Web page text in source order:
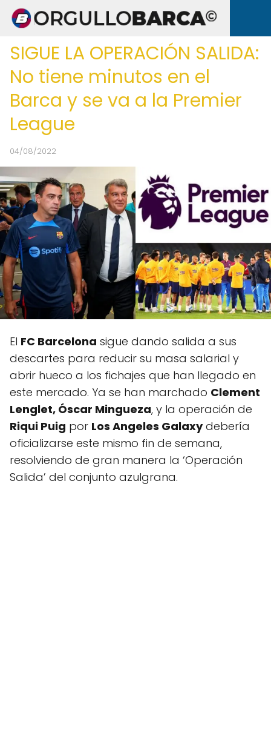
SIGUE LA OPERACIÓN SALIDA:
No tiene minutos en el
Barca y se va a la Premier
League
04/08/2022
El FC Barcelona sigue dando salida a sus
descartes para reducir su masa salarial y
abrir hueco a los fichajes que han llegado en
este mercado. Ya se han marchado Clement
Lenglet, Óscar Mingueza, y la operación de
Riqui Puig por Los Angeles Galaxydebería
oficializarse este mismo fin de semana,
resolviendo de gran manera la ‘Operación
Salida’ del conjunto azulgrana.